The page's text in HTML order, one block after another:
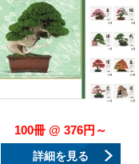
100冊 @ 376円～
詳細を見る